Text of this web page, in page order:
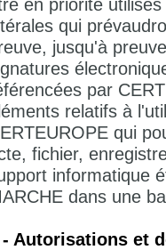
qui
jusqu'à
par
relatifs à
qui
fichier,
informatique
dans une
- Autorisations et